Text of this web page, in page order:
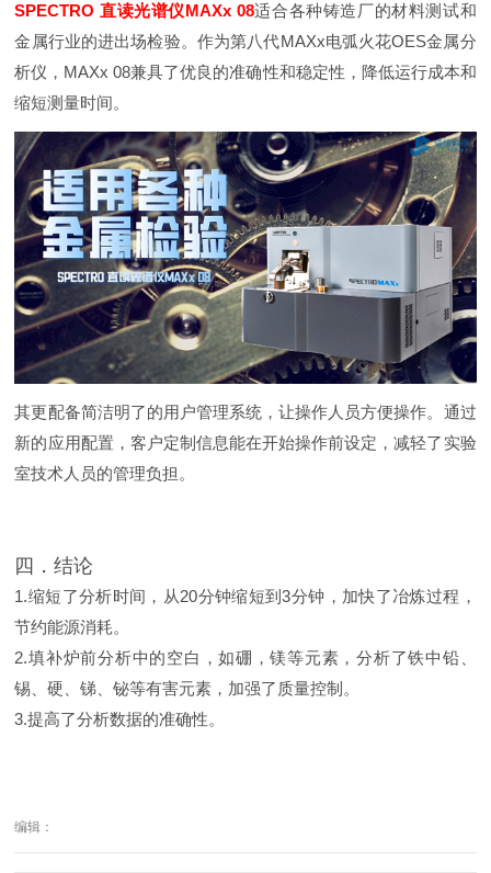
SPECTRO 直读光谱仪MAXx 08适合各种铸造厂的材料测试和
金属行业的进出场检验。作为第八代MAXx电弧火花OES金属分
析仪，MAXx 08兼具了优良的准确性和稳定性，降低运行成本和
缩短测量时间。
其更配备简洁明了的用户管理系统，让操作人员方便操作。通过
新的应用配置，客户定制信息能在开始操作前设定，减轻了实验
室技术人员的管理负担。
四．结论
1.缩短了分析时间，从20分钟缩短到3分钟，加快了冶炼过程，
节约能源消耗。
2.填补炉前分析中的空白，如硼，镁等元素，分析了铁中铅、
锡、硬、锑、铋等有害元素，加强了质量控制。
3.提高了分析数据的准确性。
编辑：